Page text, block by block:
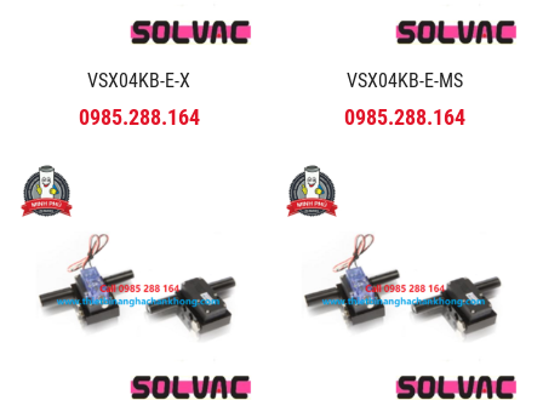
VSX04KB-E-X
0985.288.164
VSX04KB-E-MS
0985.288.164